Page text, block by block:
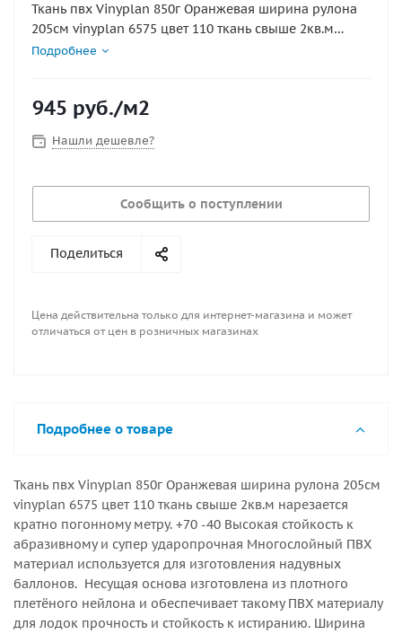
Ткань пвх Vinyplan 850г Оранжевая ширина рулона
205см vinyplan 6575 цвет 110 ткань свыше 2кв.м
нарезается кратно погонному метру. +70 -40
Подробнее
945 руб./м2
Нашли дешевле?
Сообщить о поступлении
Поделиться
Цена действительна только для интернет-магазина и может
отличаться от цен в розничных магазинах
Подробнее о товаре
Ткань пвх Vinyplan 850г Оранжевая ширина рулона 205см
vinyplan 6575 цвет 110 ткань свыше 2кв.м нарезается
кратно погонному метру. +70 -40 Высокая стойкость к
абразивному и супер ударопрочная Многослойный ПВХ
материал используется для изготовления надувных
баллонов. Несущая основа изготовлена из плотного
плетёного нейлона и обеспечивает такому ПВХ материалу
для лодок прочность и стойкость к истиранию. Ширина